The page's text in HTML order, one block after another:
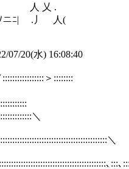
乂 .
人(
07/20(水) 16:08:40
＞::::::::
＼
＼
､:::､